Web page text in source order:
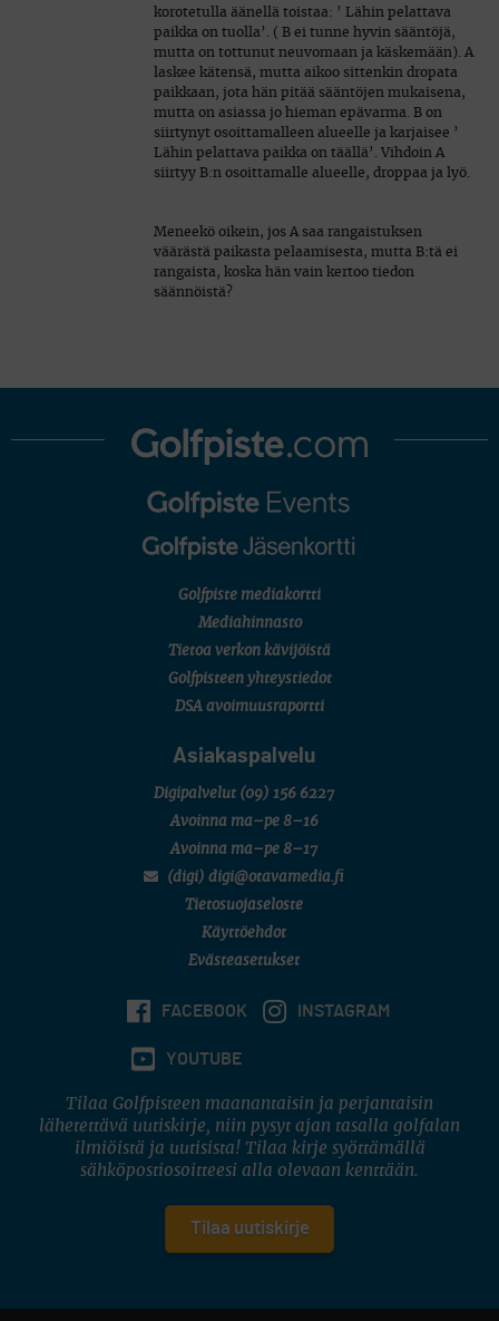
korotetulla äänellä toistaa: ’ Lähin pelattava
paikka on tuolla’. ( B ei tunne hyvin sääntöjä,
mutta on tottunut neuvomaan ja käskemään). A
laskee kätensä, mutta aikoo sittenkin dropata
paikkaan, jota hän pitää sääntöjen mukaisena,
mutta on asiassa jo hieman epävarma. B on
siirtynyt osoittamalleen alueelle ja karjaisee ’
Lähin pelattava paikka on täällä’. Vihdoin A
siirtyy B:n osoittamalle alueelle, droppaa ja lyö.
Meneekö oikein, jos A saa rangaistuksen
väärästä paikasta pelaamisesta, mutta B:tä ei
rangaista, koska hän vain kertoo tiedon
säännöistä?
Golfpiste mediakortti
Mediahinnasto
Tietoa verkon kävijöistä
Golfpisteen yhteystiedot
DSA avoimuusraportti
Asiakaspalvelu
Digipalvelut (09) 156 6227
Avoinna ma–pe 8–16
Avoinna ma–pe 8–17
(digi) digi@otavamedia.fi
Tietosuojaseloste
Käyttöehdot
Evästeasetukset
FACEBOOK INSTAGRAM
YOUTUBE
Tilaa Golfpisteen maanantaisin ja perjantaisin
lähetettävä uutiskirje, niin pysyt ajan tasalla golfalan
ilmiöistä ja uutisista! Tilaa kirje syöttämällä
sähköpostiosoitteesi alla olevaan kenttään.
Tilaa uutiskirje